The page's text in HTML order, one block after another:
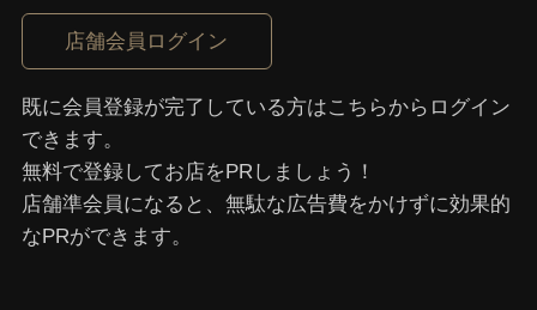
店舗会員ログイン
既に会員登録が完了している⽅はこちらからログイン
できます。
無料で登録してお店をPRしましょう！
店舗準会員になると、無駄な広告費をかけずに効果的
なPRができます。